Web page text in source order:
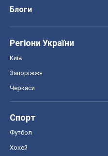
Блоги
Регіони України
Київ
Запоріжжя
Черкаси
Спорт
Футбол
Хокей